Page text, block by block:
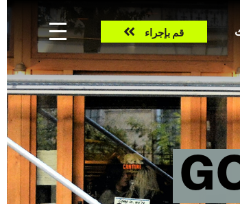
Take
action
قم بإجراء